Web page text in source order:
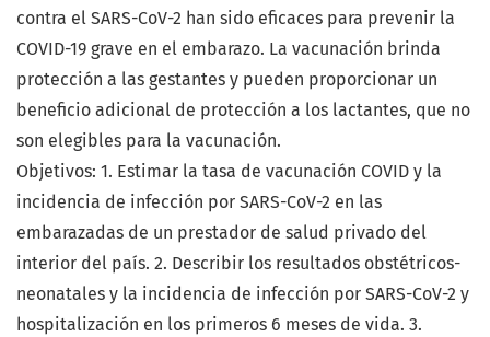
contra el SARS-CoV-2 han sido eficaces para prevenir la
COVID-19 grave en el embarazo. La vacunación brinda
protección a las gestantes y pueden proporcionar un
beneficio adicional de protección a los lactantes, que no
son elegibles para la vacunación.
Objetivos: 1. Estimar la tasa de vacunación COVID y la
incidencia de infección por SARS-CoV-2 en las
embarazadas de un prestador de salud privado del
interior del país. 2. Describir los resultados obstétricos-
neonatales y la incidencia de infección por SARS-CoV-2 y
hospitalización en los primeros 6 meses de vida. 3.